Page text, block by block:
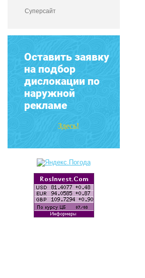
Суперсайт
Оставить заявку
на подбор
дислокации по
наружной
рекламе
Здесь!